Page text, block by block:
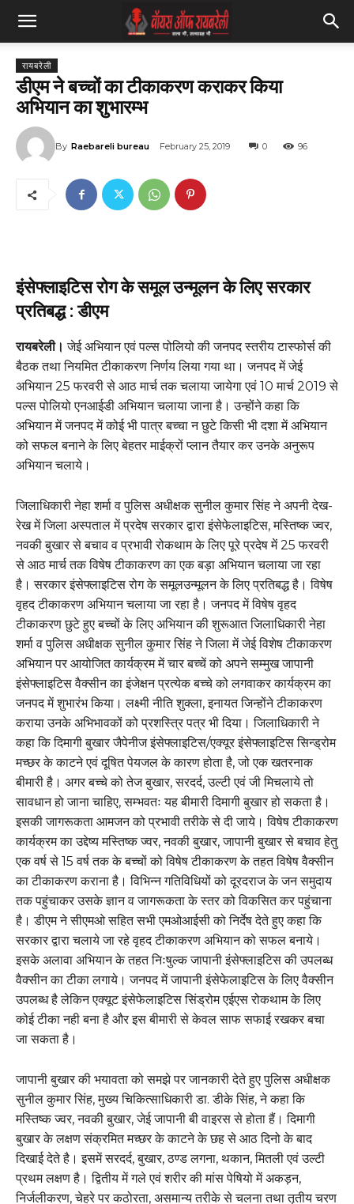
रायबरेली
डीएम ने बच्चों का टीकाकरण कराकर किया
अभियान का शुभारम्भ
By Raebareli bureau February 25, 2019 0 96
इंसेफ्लाइटिस रोग के समूल उन्मूलन के लिए सरकार
प्रतिबद्ध : डीएम
रायबरेली। जेई अभियान एवं पल्स पोलियो की जनपद स्तरीय टास्फोर्स की
बैठक तथा नियमित टीकाकरण निर्णय लिया गया था। जनपद में जेई
अभियान 25 फरवरी से आठ मार्च तक चलाया जायेगा एवं 10 मार्च 2019 से
पल्स पोलियो एनआईडी अभियान चलाया जाना है। उन्होंने कहा कि
अभियान में जनपद में कोई भी पात्र बच्चा न छुटे किसी भी दशा में अभियान
को सफल बनाने के लिए बेहतर माईक्रों प्लान तैयार कर उनके अनुरूप
अभियान चलाये।
जिलाधिकारी नेहा शर्मा व पुलिस अधीक्षक सुनील कुमार सिंह ने अपनी देख-
रेख में जिला अस्पताल में प्रदेष सरकार द्वारा इंसेफेलाइटिस, मस्तिष्क ज्वर,
नवकी बुखार से बचाव व प्रभावी रोकथाम के लिए पूरे प्रदेष में 25 फरवरी
से आठ मार्च तक विषेष टीकाकरण का एक बड़ा अभियान चलाया जा रहा
है। सरकार इंसेफ्लाइटिस रोग के समूलउन्मूलन के लिए प्रतिबद्ध है। विषेष
वृहद टीकाकरण अभियान चलाया जा रहा है। जनपद में विषेष वृहद
टीकाकरण छुटे हुए बच्चों के लिए अभियान की शुरूआत जिलाधिकारी नेहा
शर्मा व पुलिस अधीक्षक सुनील कुमार सिंह ने जिला में जेई विशेष टीकाकरण
अभियान पर आयोजित कार्यक्रम में चार बच्चें को अपने सम्मुख जापानी
इंसेफ्लाइटिस वैक्सीन का इंजेक्षन प्रत्येक बच्चे को लगवाकर कार्यक्रम का
जनपद में शुभारंभ किया। लक्ष्मी नीति शुक्ला, इनायत जिन्होंने टीकाकरण
कराया उनके अभिभावकों को प्रशस्त्रि पत्र भी दिया। जिलाधिकारी ने
कहा कि दिमागी बुखार जैपेनीज इंसेफ्लाइटिस/एक्यूर इंसेफ्लाइटिस सिन्ड्रोम
मच्छर के काटने एवं दूषित पेयजल के कारण होता है, जो एक खतरनाक
बीमारी है। अगर बच्चे को तेज बुखार, सरदर्द, उल्टी एवं जी मिचलाये तो
सावधान हो जाना चाहिए, सम्भवतः यह बीमारी दिमागी बुखार हो सकता है।
इसकी जागरूकता आमजन को प्रभावी तरीके से दी जाये। विषेष टीकाकरण
कार्यक्रम का उद्देष्य मस्तिष्क ज्वर, नवकी बुखार, जापानी बुखार से बचाव हेतु
एक वर्ष से 15 वर्ष तक के बच्चों को विषेष टीकाकरण के तहत विषेष वैक्सीन
का टीकाकरण कराना है। विभिन्न गतिविधियों को दूरदराज के जन समुदाय
तक पहुंचाकर उसके ज्ञान व जागरूकता के स्तर को विकसित कर पहुंचाना
है। डीएम ने सीएमओ सहित सभी एमओआईसी को निर्देष देते हुए कहा कि
सरकार द्वारा चलाये जा रहे वृहद टीकाकरण अभियान को सफल बनाये।
इसके अलावा अभियान के तहत निःषुल्क जापानी इंसेफ्लाइटिस की उपलब्ध
वैक्सीन का टीका लगाये। जनपद में जापानी इंसेफेलाइटिस के लिए वैक्सीन
उपलब्ध है लेकिन एक्यूट इंसेफेलाइटिस सिंड्रोम एईएस रोकथाम के लिए
कोई टीका नही बना है और इस बीमारी से केवल साफ सफाई रखकर बचा
जा सकता है।
जापानी बुखार की भयावता को समझे पर जानकारी देते हुए पुलिस अधीक्षक
सुनील कुमार सिंह, मुख्य चिकित्साधिकारी डा. डीके सिंह, ने कहा कि
मस्तिष्क ज्वर, नवकी बुखार, जेई जापानी बी वाइरस से होता हैं। दिमागी
बुखार के लक्षण संक्रमित मच्छर के काटने के छह से आठ दिनो के बाद
दिखाई देते है। इसमें सरदर्द, बुखार, ठण्ड लगना, थकान, मितली एवं उल्टी
प्रथम लक्षण है। द्वितीय में गले एवं शरीर की मांस पेषियो में अकड़न,
निर्जलीकरण, चेहरे पर कठोरता, असमान्य तरीके से चलना तथा तृतीय चरण